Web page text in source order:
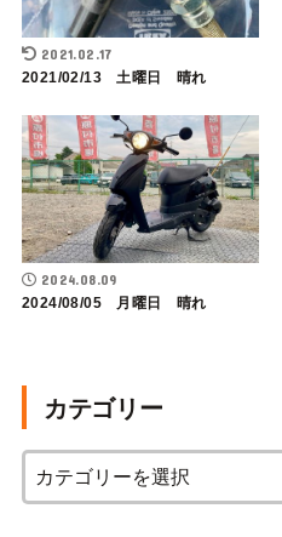
2021.02.17
2021/02/13 土曜日 晴れ
2024.08.09
2024/08/05 月曜日 晴れ
カテゴリー